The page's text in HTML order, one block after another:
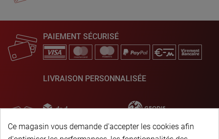
PAIEMENT SÉCURISÉ
LIVRAISON PERSONNALISÉE
Ce magasin vous demande d'accepter les cookies afin